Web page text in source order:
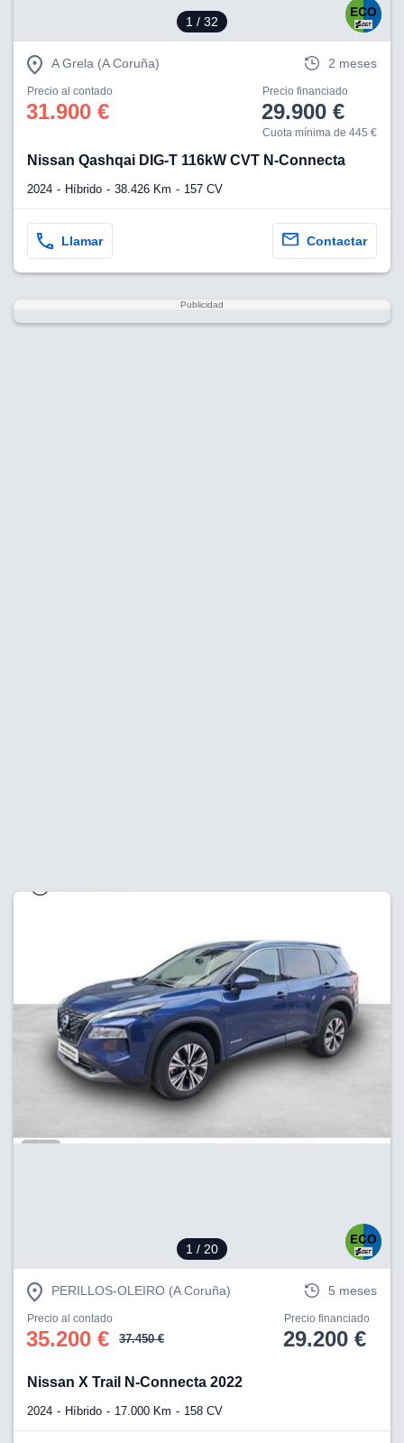
1 / 32
A Grela (A Coruña) 2 meses
Precio al contado
31.900 €
Precio financiado
29.900 €
Cuota mínima de 445 €
Nissan Qashqai DIG-T 116kW CVT N-Connecta
2024 Híbrido 38.426 Km 157 CV
Llamar Contactar
1 / 20
PERILLOS-OLEIRO (A Coruña) 5 meses
Precio al contado
35.200 € 37.450 €
Precio financiado
29.200 €
Nissan X Trail N-Connecta 2022
2024 Híbrido 17.000 Km 158 CV